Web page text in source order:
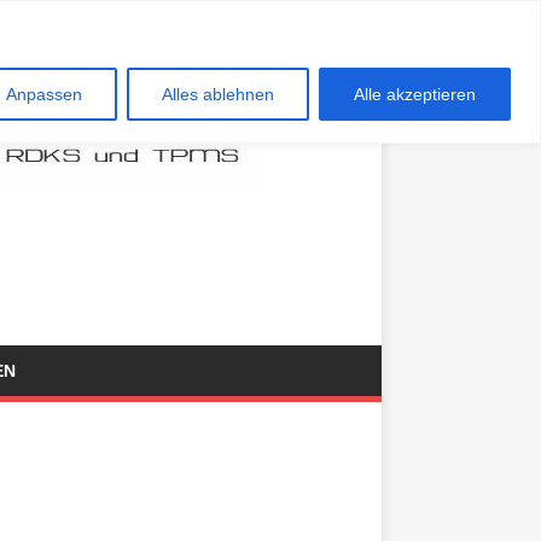
Anpassen Alles ablehnen Alle akzeptieren